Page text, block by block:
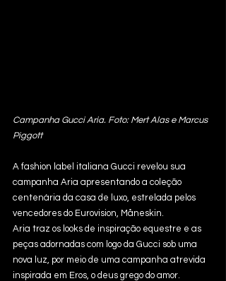
Campanha Gucci Aria. Foto: Mert Alas e Marcus
Piggott
A fashion label italiana Gucci revelou sua
campanha Aria apresentando a coleção
centenária da casa de luxo, estrelada pelos
vencedores do Eurovision, Måneskin.
Aria traz os looks de inspiração equestre e as
peças adornadas com logo da Gucci sob uma
nova luz, por meio de uma campanha atrevida
inspirada em Eros, o deus grego do amor.